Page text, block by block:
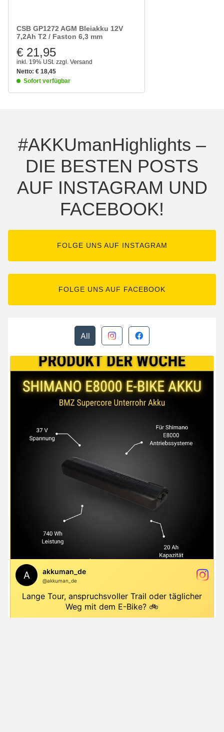
CSB GP1272 AGM Bleiakku 12V
7,2Ah T2 / Faston 6,3 mm
€ 21,95
inkl. 19% USt. zzgl. Versand
Netto: € 18,45
Sofort verfügbar
#AKKUmanHighlights –
DIE BESTEN POSTS
AUF INSTAGRAM UND
FACEBOOK!
FOLGE UNS AUF INSTAGRAM
FOLGE UNS AUF FACEBOOK